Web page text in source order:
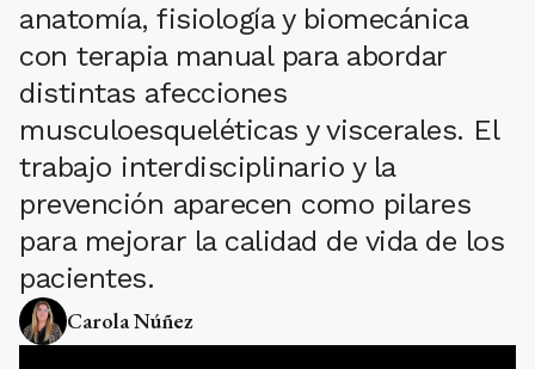
anatomía, fisiología y biomecánica
con terapia manual para abordar
distintas afecciones
musculoesqueléticas y viscerales. El
trabajo interdisciplinario y la
prevención aparecen como pilares
para mejorar la calidad de vida de los
pacientes.
Carola Núñez